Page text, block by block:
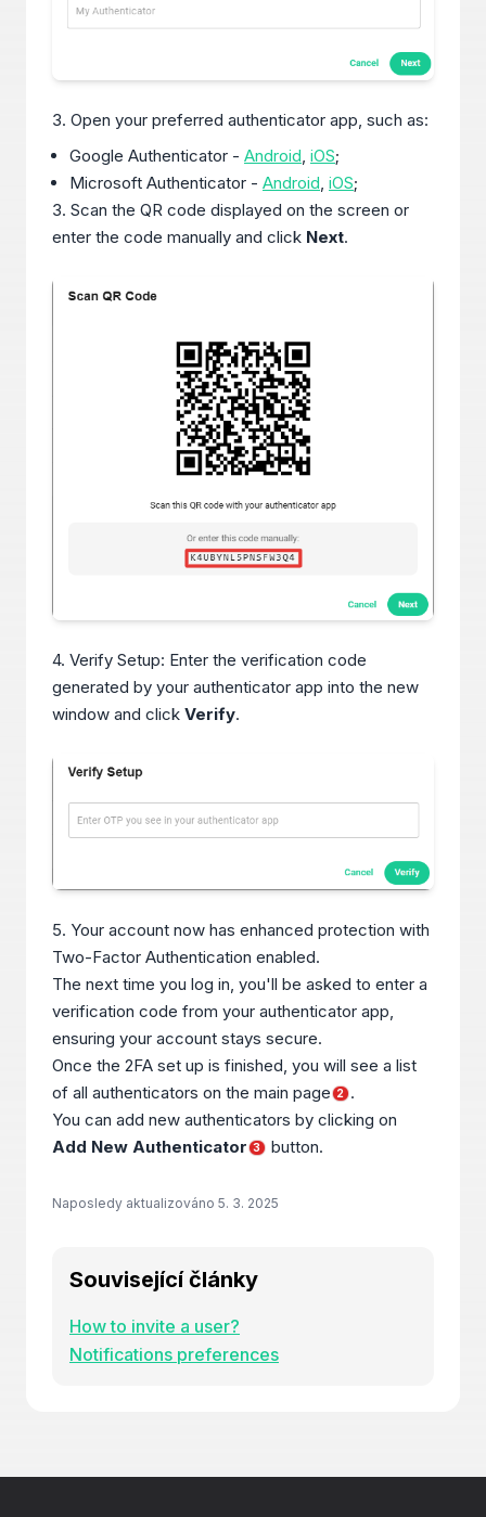
3. Open your preferred authenticator app, such as:
Google Authenticator - Android, iOS;
Microsoft Authenticator - Android, iOS;
3. Scan the QR code displayed on the screen or
enter the code manually and click Next.
4. Verify Setup: Enter the verification code
generated by your authenticator app into the new
window and click Verify.
5. Your account now has enhanced protection with
Two-Factor Authentication enabled.
The next time you log in, you'll be asked to enter a
verification code from your authenticator app,
ensuring your account stays secure.
Once the 2FA set up is finished, you will see a list
of all authenticators on the main page
2
.
You can add new authenticators by clicking on
Add New Authenticator 3 button.
Naposledy aktualizováno 5. 3. 2025
Související články
How to invite a user?
Notifications preferences